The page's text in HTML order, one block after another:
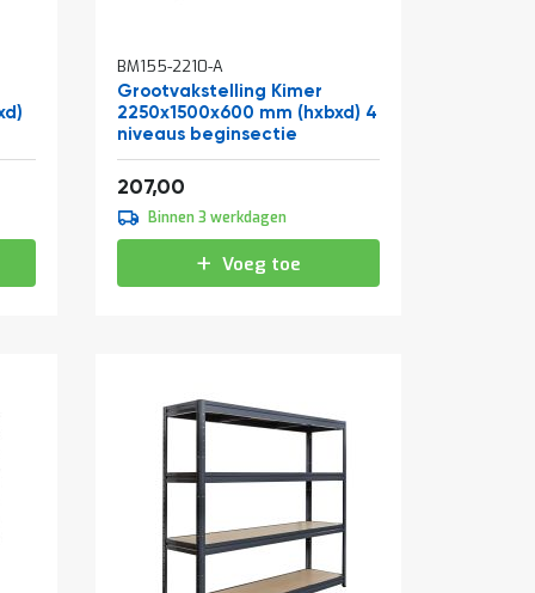
BM155-2210-A
Grootvakstelling Kimer
2250x1500x600 mm (hxbxd) 4
niveaus beginsectie
Vanaf
207,00
Binnen 3 werkdagen
Voeg toe